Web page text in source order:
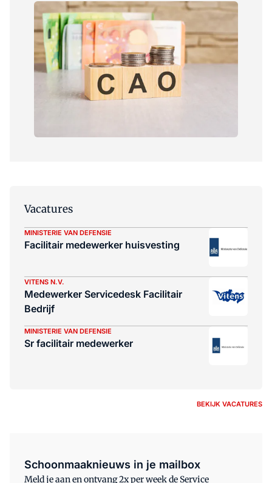
Vacatures
MINISTERIE VAN DEFENSIE
Facilitair medewerker huisvesting
VITENS N.V.
Medewerker Servicedesk Facilitair
Bedrijf
MINISTERIE VAN DEFENSIE
Sr facilitair medewerker
BEKIJK VACATURES
Schoonmaaknieuws in je mailbox
Meld je aan en ontvang 2x per week de Service